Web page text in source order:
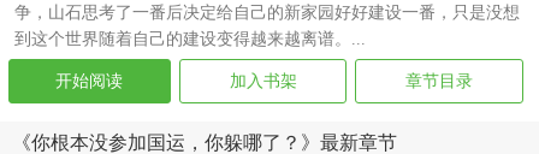
争，山石思考了一番后决定给自己的新家园好好建设一番，只是没想
到这个世界随着自己的建设变得越来越离谱。...
开始阅读 加入书架 章节目录
《你根本没参加国运，你躲哪了？》最新章节